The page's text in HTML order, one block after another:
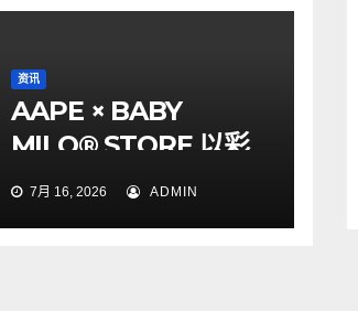
资讯
AAPE × BABY
MILO® STORE 以彩
色涂鸦迷彩打造童趣街
7月 16, 2026 ADMIN